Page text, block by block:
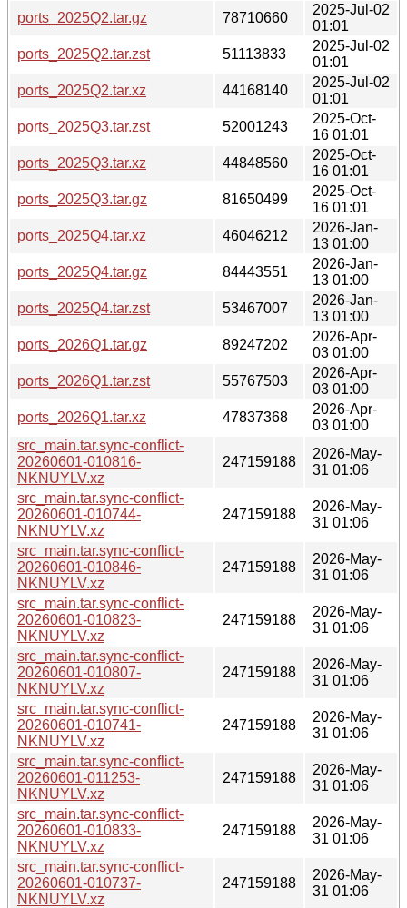
ports_2025Q2.tar.gz
78710660
2025-Jul-02
01:01
ports_2025Q2.tar.zst
51113833
2025-Jul-02
01:01
ports_2025Q2.tar.xz
44168140
2025-Jul-02
01:01
ports_2025Q3.tar.zst
52001243
2025-Oct-
16 01:01
ports_2025Q3.tar.xz
44848560
2025-Oct-
16 01:01
ports_2025Q3.tar.gz
81650499
2025-Oct-
16 01:01
ports_2025Q4.tar.xz
46046212
2026-Jan-
13 01:00
ports_2025Q4.tar.gz
84443551
2026-Jan-
13 01:00
ports_2025Q4.tar.zst
53467007
2026-Jan-
13 01:00
ports_2026Q1.tar.gz
89247202
2026-Apr-
03 01:00
ports_2026Q1.tar.zst
55767503
2026-Apr-
03 01:00
ports_2026Q1.tar.xz
47837368
2026-Apr-
03 01:00
src_main.tar.sync-conflict-
20260601-010816-
NKNUYLV.xz
247159188
2026-May-
31 01:06
src_main.tar.sync-conflict-
20260601-010744-
NKNUYLV.xz
247159188
2026-May-
31 01:06
src_main.tar.sync-conflict-
20260601-010846-
NKNUYLV.xz
247159188
2026-May-
31 01:06
src_main.tar.sync-conflict-
20260601-010823-
NKNUYLV.xz
247159188
2026-May-
31 01:06
src_main.tar.sync-conflict-
20260601-010807-
NKNUYLV.xz
247159188
2026-May-
31 01:06
src_main.tar.sync-conflict-
20260601-010741-
NKNUYLV.xz
247159188
2026-May-
31 01:06
src_main.tar.sync-conflict-
20260601-011253-
NKNUYLV.xz
247159188
2026-May-
31 01:06
src_main.tar.sync-conflict-
20260601-010833-
NKNUYLV.xz
247159188
2026-May-
31 01:06
src_main.tar.sync-conflict-
20260601-010737-
NKNUYLV.xz
247159188
2026-May-
31 01:06